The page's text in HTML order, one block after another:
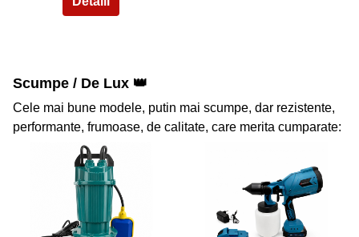
Scumpe / De Lux 👑
Cele mai bune modele, putin mai scumpe, dar rezistente,
performante, frumoase, de calitate, care merita cumparate:
41 42